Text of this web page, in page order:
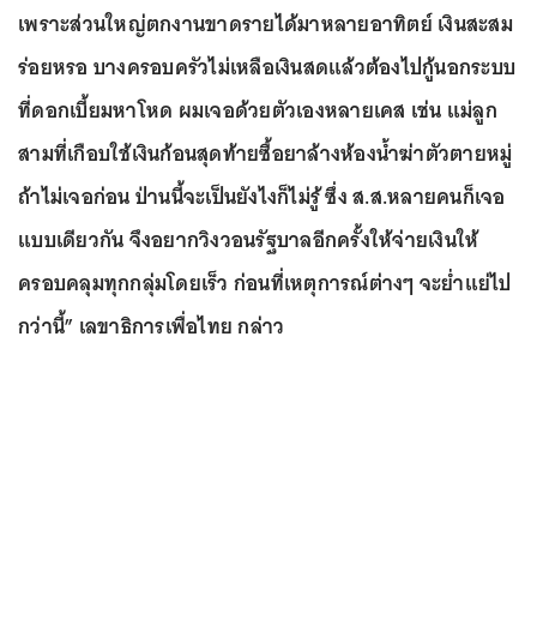
เพราะส่วนใหญ่ตกงานขาดรายได้มาหลายอาทิตย์ เงินสะสม
ร่อยหรอ บางครอบครัวไม่เหลือเงินสดแล้วต้องไปกู้นอกระบบ
ที่ดอกเบี้ยมหาโหด ผมเจอด้วยตัวเองหลายเคส เช่น แม่ลูก
สามที่เกือบใช้เงินก้อนสุดท้ายซื้อยาล้างห้องน้ำฆ่าตัวตายหมู่
ถ้าไม่เจอก่อน ป่านนี้จะเป็นยังไงก็ไม่รู้ ซึ่ง ส.ส.หลายคนก็เจอ
แบบเดียวกัน จึงอยากวิงวอนรัฐบาลอีกครั้งให้จ่ายเงินให้
ครอบคลุมทุกกลุ่มโดยเร็ว ก่อนที่เหตุการณ์ต่างๆ จะย่ำแย่ไป
กว่านี้” เลขาธิการเพื่อไทย กล่าว